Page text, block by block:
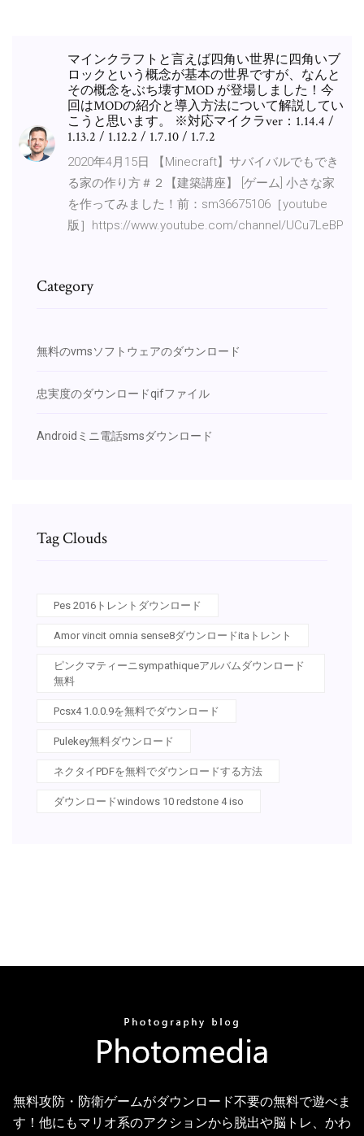
マインクラフトと言えば四角い世界に四角いブ
ロックという概念が基本の世界ですが、なんと
その概念をぶち壊すMOD が登場しました！今
回はMODの紹介と導入方法について解説してい
こうと思います。 ※対応マイクラver：1.14.4 /
1.13.2 / 1.12.2 / 1.7.10 / 1.7.2
2020年4月15日 【Minecraft】サバイバルでもでき
る家の作り方＃２【建築講座】 [ゲーム] 小さな家
を作ってみました！前：sm36675106［youtube
版］https://www.youtube.com/channel/UCu7LeBP
Category
無料のvmsソフトウェアのダウンロード
忠実度のダウンロードqifファイル
Androidミニ電話smsダウンロード
Tag Clouds
Pes 2016トレントダウンロード
Amor vincit omnia sense8ダウンロードitaトレント
ピンクマティーニsympathiqueアルバムダウンロード
無料
Pcsx4 1.0.0.9を無料でダウンロード
Pulekey無料ダウンロード
ネクタイPDFを無料でダウンロードする方法
ダウンロードwindows 10 redstone 4 iso
無料攻防・防衛ゲームがダウンロード不要の無料で遊べま
す！他にもマリオ系のアクションから脱出や脳トレ、かわ